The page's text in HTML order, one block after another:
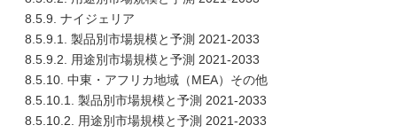
8.5.9. ナイジェリア
8.5.9.1. 製品別市場規模と予測 2021-2033
8.5.9.2. 用途別市場規模と予測 2021-2033
8.5.10. 中東・アフリカ地域（MEA）その他
8.5.10.1. 製品別市場規模と予測 2021-2033
8.5.10.2. 用途別市場規模と予測 2021-2033